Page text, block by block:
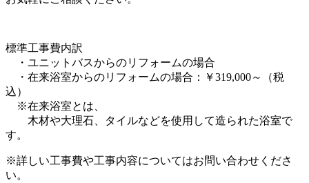
標準工事費内訳
・ユニットバスからのリフォームの場合
・在来浴室からのリフォームの場合：￥319,000～（税
込）
※在来浴室とは、
木材や大理石、タイルなどを使用して造られた浴室で
す。
※詳しい工事費や工事内容についてはお問い合わせくださ
い。